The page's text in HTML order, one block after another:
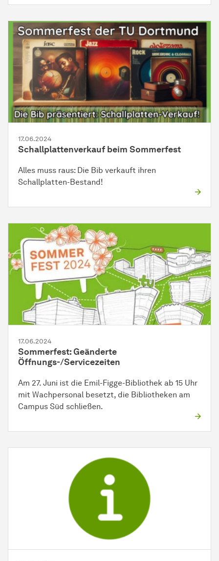
17.06.2024
Schallplattenverkauf beim Sommerfest
Alles muss raus: Die Bib verkauft ihren
Schallplatten-Bestand!
17.06.2024
Sommerfest: Geänderte
Öffnungs-/Servicezeiten
Am 27. Juni ist die Emil-Figge-Bibliothek ab 15 Uhr
mit Wachpersonal besetzt, die Bibliotheken am
Campus Süd schließen.